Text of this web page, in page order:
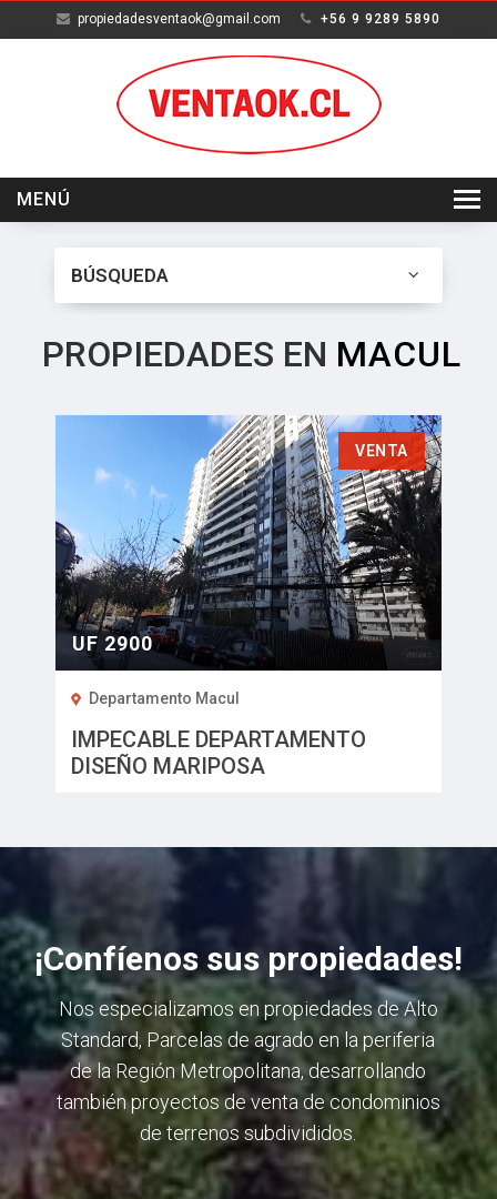
propiedadesventaok@gmail.com +56 9 9289 5890
MENÚ
NOSOTROS
CONTACTO
ENVÍENOS SU PROPIEDAD
BÚSQUEDA
PROPIEDADES EN MACUL
VENTA
UF 2900
Departamento Macul
IMPECABLE DEPARTAMENTO
DISEÑO MARIPOSA
¡Confíenos sus propiedades!
Nos especializamos en propiedades de Alto
Standard, Parcelas de agrado en la periferia
de la Región Metropolitana, desarrollando
también proyectos de venta de condominios
de terrenos subdivididos.